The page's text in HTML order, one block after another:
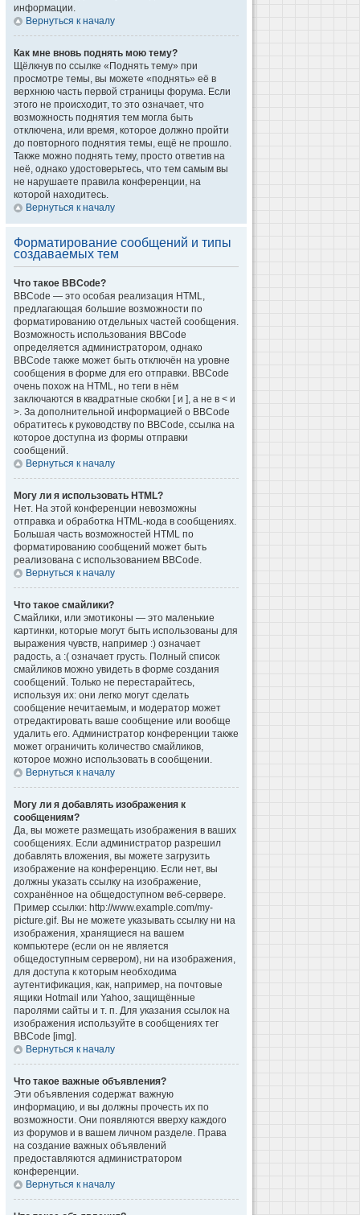
информации.
Вернуться к началу
Как мне вновь поднять мою тему?
Щёлкнув по ссылке «Поднять тему» при
просмотре темы, вы можете «поднять» её в
верхнюю часть первой страницы форума. Если
этого не происходит, то это означает, что
возможность поднятия тем могла быть
отключена, или время, которое должно пройти
до повторного поднятия темы, ещё не прошло.
Также можно поднять тему, просто ответив на
неё, однако удостоверьтесь, что тем самым вы
не нарушаете правила конференции, на
которой находитесь.
Вернуться к началу
Форматирование сообщений и типы
создаваемых тем
Что такое BBCode?
BBCode — это особая реализация HTML,
предлагающая большие возможности по
форматированию отдельных частей сообщения.
Возможность использования BBCode
определяется администратором, однако
BBCode также может быть отключён на уровне
сообщения в форме для его отправки. BBCode
очень похож на HTML, но теги в нём
заключаются в квадратные скобки [ и ], а не в < и
>. За дополнительной информацией о BBCode
обратитесь к руководству по BBCode, ссылка на
которое доступна из формы отправки
сообщений.
Вернуться к началу
Могу ли я использовать HTML?
Нет. На этой конференции невозможны
отправка и обработка HTML-кода в сообщениях.
Большая часть возможностей HTML по
форматированию сообщений может быть
реализована с использованием BBCode.
Вернуться к началу
Что такое смайлики?
Смайлики, или эмотиконы — это маленькие
картинки, которые могут быть использованы для
выражения чувств, например :) означает
радость, а :( означает грусть. Полный список
смайликов можно увидеть в форме создания
сообщений. Только не перестарайтесь,
используя их: они легко могут сделать
сообщение нечитаемым, и модератор может
отредактировать ваше сообщение или вообще
удалить его. Администратор конференции также
может ограничить количество смайликов,
которое можно использовать в сообщении.
Вернуться к началу
Могу ли я добавлять изображения к
сообщениям?
Да, вы можете размещать изображения в ваших
сообщениях. Если администратор разрешил
добавлять вложения, вы можете загрузить
изображение на конференцию. Если нет, вы
должны указать ссылку на изображение,
сохранённое на общедоступном веб-сервере.
Пример ссылки: http://www.example.com/my-
picture.gif. Вы не можете указывать ссылку ни на
изображения, хранящиеся на вашем
компьютере (если он не является
общедоступным сервером), ни на изображения,
для доступа к которым необходима
аутентификация, как, например, на почтовые
ящики Hotmail или Yahoo, защищённые
паролями сайты и т. п. Для указания ссылок на
изображения используйте в сообщениях тег
BBCode [img].
Вернуться к началу
Что такое важные объявления?
Эти объявления содержат важную
информацию, и вы должны прочесть их по
возможности. Они появляются вверху каждого
из форумов и в вашем личном разделе. Права
на создание важных объявлений
предоставляются администратором
конференции.
Вернуться к началу